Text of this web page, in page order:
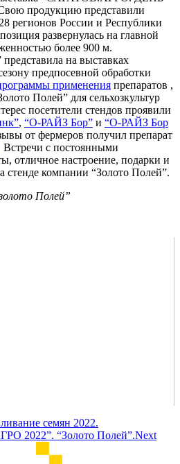
продукцию представили
регионов России и Республики
развернулась на главной
более 900 м.
на выставках
предпосевной обработки
применения препаратов ,
Полей” для сельхозкультур
посетители стендов проявили
, “О-РАЙЗ Бор” и “О-РАЙЗ Бор
от фермеров получил препарат
с постоянными
отличное настроение, подарки и
стенде компании “Золото Полей”.
Полей”
семян 2022.
2022”. “Золото Полей”.Next